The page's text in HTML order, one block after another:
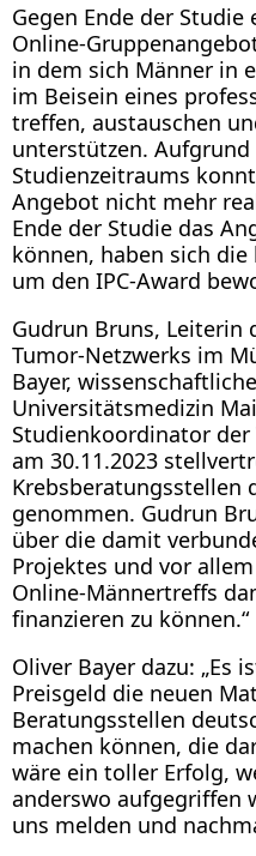
Gegen Ende der
Online-
in dem sich Männer in
im Beisein eines
treffen, austauschen
unterstützen. Aufgrund
Studienzeitraums
Angebot nicht mehr
Ende der Studie das
können, haben sich
um den IPC-Award
Gudrun Bruns, Leiterin
Tumor-Netzwerks im
Bayer,
Universitätsmedizin
Studienkoordinator der
am 30.11.2023
Krebsberatungsstellen
genommen. Gudrun
über die damit
Projektes und vor
Online-Männertreffs
finanzieren zu können.“
Oliver Bayer dazu: „Es
Preisgeld die neuen
Beratungsstellen
machen können, die
wäre ein toller Erfolg,
anderswo aufgegriffen
uns melden und